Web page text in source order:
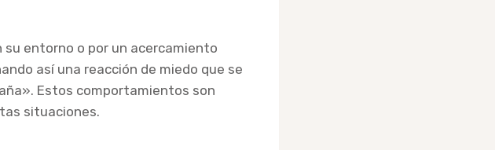
entorno o por un acercamiento
así una reacción de miedo que se
Estos comportamientos son
situaciones.